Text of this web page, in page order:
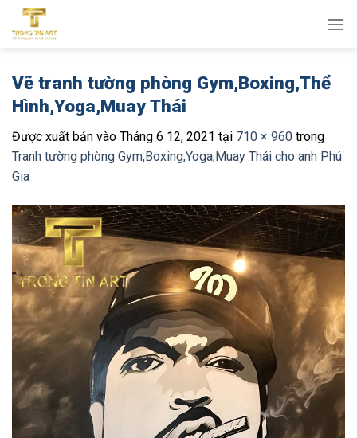
qua
Vẽ tranh tường phòng Gym,Boxing,Thể
Hình,Yoga,Muay Thái
Được xuất bản vào Tháng 6 12, 2021 tại 710 × 960 trong
Tranh tường phòng Gym,Boxing,Yoga,Muay Thái cho anh Phú
Gia